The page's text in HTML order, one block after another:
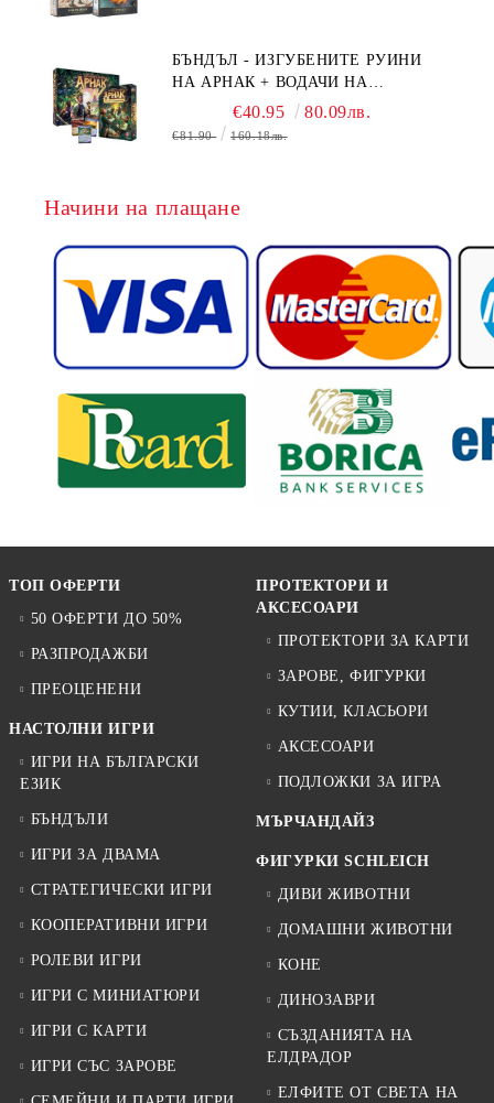
БЪНДЪЛ - ИЗГУБЕНИТЕ РУИНИ
НА АРНАК + ВОДАЧИ НА
ЕКСПЕДИЦИИ + ПРОМО КАРТИ
БЕЗПЛАТНО
€40.95 80.09лв.
€81.90 160.18лв.
Начини на плащане
ТОП ОФЕРТИ
50 ОФЕРТИ ДО 50%
РАЗПРОДАЖБИ
ПРЕОЦЕНЕНИ
НАСТОЛНИ ИГРИ
ИГРИ НА БЪЛГАРСКИ
ЕЗИК
БЪНДЪЛИ
ИГРИ ЗА ДВАМА
СТРАТЕГИЧЕСКИ ИГРИ
КООПЕРАТИВНИ ИГРИ
РОЛЕВИ ИГРИ
ИГРИ С МИНИАТЮРИ
ИГРИ С КАРТИ
ИГРИ СЪС ЗАРОВЕ
ПРОТЕКТОРИ И
АКСЕСОАРИ
ПРОТЕКТОРИ ЗА КАРТИ
ЗАРОВЕ, ФИГУРКИ
КУТИИ, КЛАСЬОРИ
АКСЕСОАРИ
ПОДЛОЖКИ ЗА ИГРА
МЪРЧАНДАЙЗ
ФИГУРКИ SCHLEICH
ДИВИ ЖИВОТНИ
ДОМАШНИ ЖИВОТНИ
КОНЕ
ДИНОЗАВРИ
СЪЗДАНИЯТА НА
ЕЛДРАДОР
ЕЛФИТЕ ОТ СВЕТА НА